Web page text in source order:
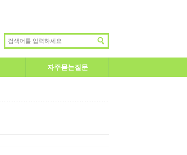
자주묻는질문